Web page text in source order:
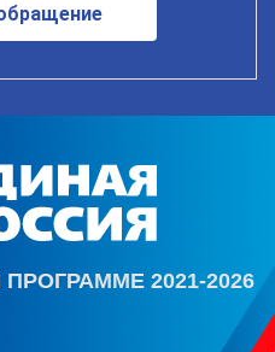
2021-2026